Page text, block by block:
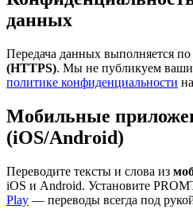
данных
Передача данных выполняется по
(HTTPS). Мы не публикуем
политике конфиденциальности
Мобильные
(iOS/Android)
Переводите тексты и слова из
iOS и Android. Установите
Play — переводы всегда под